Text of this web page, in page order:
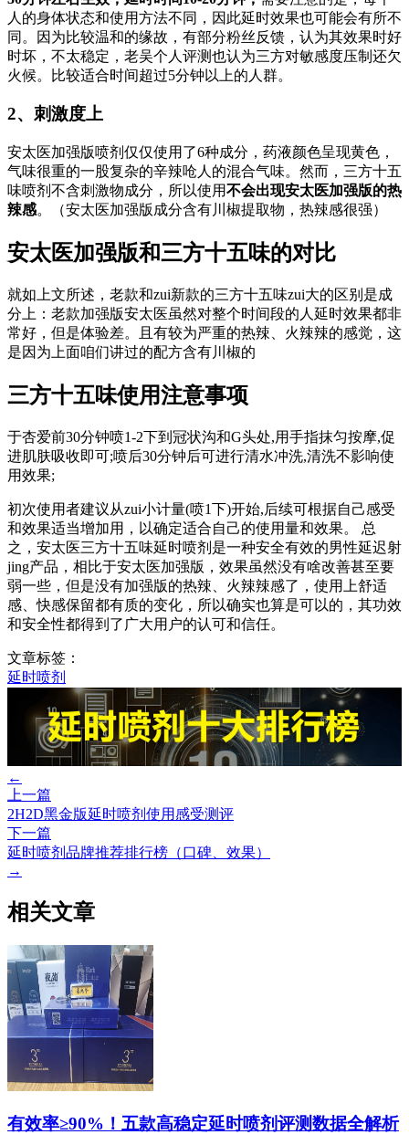
人的身体状态和使用方法不同，因此延时效果也可能会有所不
同。因为比较温和的缘故，有部分粉丝反馈，认为其效果时好
时坏，不太稳定，老吴个人评测也认为三方对敏感度压制还欠
火候。比较适合时间超过5分钟以上的人群。
2、刺激度上
安太医加强版喷剂仅仅使用了6种成分，药液颜色呈现黄色，
气味很重的一股复杂的辛辣呛人的混合气味。然而，三方十五
味喷剂不含刺激物成分，所以使用不会出现安太医加强版的热
辣感。（安太医加强版成分含有川椒提取物，热辣感很强）
安太医加强版和三方十五味的对比
就如上文所述，老款和zui新款的三方十五味zui大的区别是成
分上：老款加强版安太医虽然对整个时间段的人延时效果都非
常好，但是体验差。且有较为严重的热辣、火辣辣的感觉，这
是因为上面咱们讲过的配方含有川椒的
三方十五味使用注意事项
于杏爱前30分钟喷1-2下到冠状沟和G头处,用手指抹匀按摩,促
进肌肤吸收即可;喷后30分钟后可进行清水冲洗,清洗不影响使
用效果;
初次使用者建议从zui小计量(喷1下)开始,后续可根据自己感受
和效果适当增加用，以确定适合自己的使用量和效果。 总
之，安太医三方十五味延时喷剂是一种安全有效的男性延迟射
jing产品，相比于安太医加强版，效果虽然没有啥改善甚至要
弱一些，但是没有加强版的热辣、火辣辣感了，使用上舒适
感、快感保留都有质的变化，所以确实也算是可以的，其功效
和安全性都得到了广大用户的认可和信任。
文章标签：
延时喷剂
←
上一篇
2H2D黑金版延时喷剂使用感受测评
下一篇
延时喷剂品牌推荐排行榜（口碑、效果）
→
相关文章
有效率≥90%！五款高稳定延时喷剂评测数据全解析